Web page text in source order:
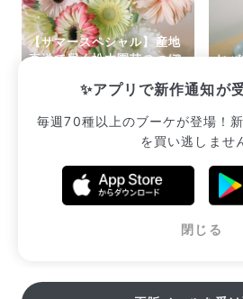
✨アプリで新作通知が
毎週70種以上のブーケが登場！
を買い逃しませ
閉じる
【サマースペシャル】産地
直送で届く松木園芸のつぼ
ヒ
販売中のブーケ一